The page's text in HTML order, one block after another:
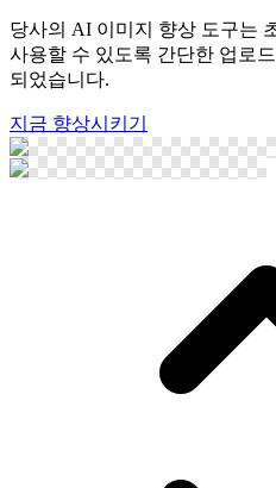
당사의 AI 이미지 향상 도구는
사용할 수 있도록 간단한 업로
되었습니다.
지금 향상시키기